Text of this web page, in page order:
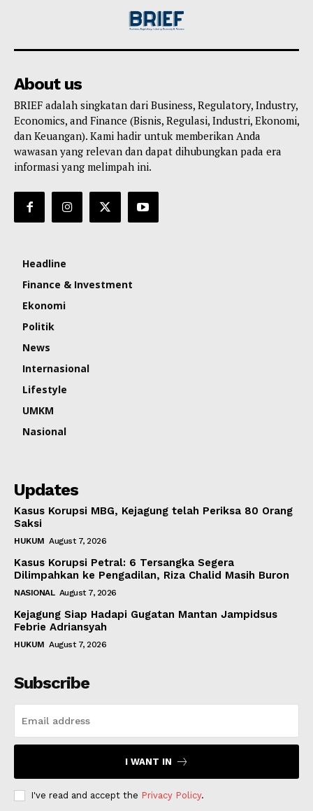
About us
BRIEF adalah singkatan dari Business, Regulatory, Industry,
Economics, and Finance (Bisnis, Regulasi, Industri, Ekonomi,
dan Keuangan). Kami hadir untuk memberikan Anda
wawasan yang relevan dan dapat dihubungkan pada era
informasi yang melimpah ini.
Headline
Finance & Investment
Ekonomi
Politik
News
Internasional
Lifestyle
UMKM
Nasional
Updates
Kasus Korupsi MBG, Kejagung telah Periksa 80 Orang
Saksi
HUKUM August 7, 2026
Kasus Korupsi Petral: 6 Tersangka Segera
Dilimpahkan ke Pengadilan, Riza Chalid Masih Buron
NASIONAL August 7, 2026
Kejagung Siap Hadapi Gugatan Mantan Jampidsus
Febrie Adriansyah
HUKUM August 7, 2026
Subscribe
I WANT IN
I've read and accept the Privacy Policy.